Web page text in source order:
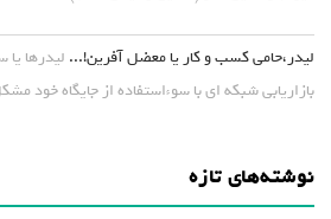
لیدر،حامی کسب و کار یا معضل آفرین!... لیدرها
بازاریابی شبکه ای با سوءاستفاده از جایگاه خود
نوشته‌های تازه